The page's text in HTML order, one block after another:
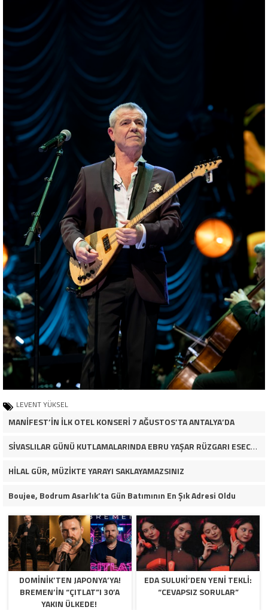
LEVENT YÜKSEL
MANİFEST’İN İLK OTEL KONSERİ 7 AĞUSTOS’TA ANTALYA’DA
SİVASLILAR GÜNÜ KUTLAMALARINDA EBRU YAŞAR RÜZGARI ESECEK!
HİLAL GÜR, MÜZİKTE YARAYI SAKLAYAMAZSINIZ
Boujee, Bodrum Asarlık’ta Gün Batımının En Şık Adresi Oldu
DOMINIK’TEN JAPONYA’YA!
BREMEN’IN “ÇITLAT”I 30’A
YAKIN ÜLKEDE!
EDA SULUKI’DEN YENI TEKLI:
“CEVAPSIZ SORULAR”